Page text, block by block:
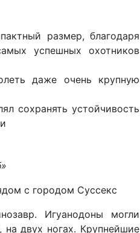
размер, благодаря
успешных охотников
даже очень крупную
сохранять устойчивость
с городом Суссекс
Игуанодоны могли
двух ногах. Крупнейшие